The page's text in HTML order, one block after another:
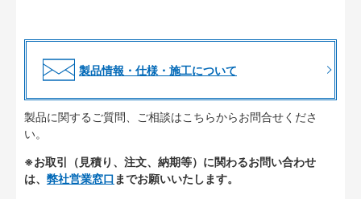
製品情報・仕様・施工について
製品に関するご質問、ご相談はこちらからお問合せくださ
い。
※お取引（見積り、注文、納期等）に関わるお問い合わせ
は、 弊社営業窓口 までお願いいたします。